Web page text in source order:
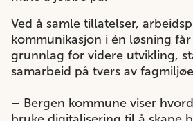
Ved å samle tillatelser,
kommunikasjon i én løsning
grunnlag for videre utvikling,
samarbeid på tvers av
– Bergen kommune viser